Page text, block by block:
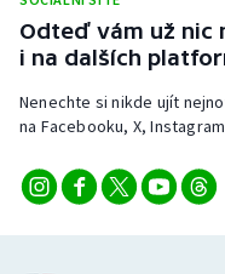
Odteď vám už nic
i na dalších
Nenechte si nikde ujít
na Facebooku, X,